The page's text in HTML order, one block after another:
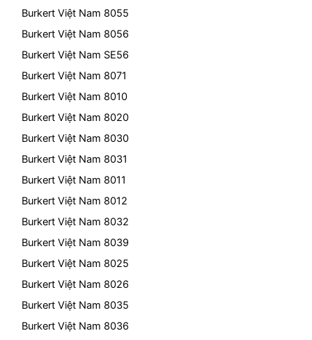
Burkert Việt Nam 8055
Burkert Việt Nam 8056
Burkert Việt Nam SE56
Burkert Việt Nam 8071
Burkert Việt Nam 8010
Burkert Việt Nam 8020
Burkert Việt Nam 8030
Burkert Việt Nam 8031
Burkert Việt Nam 8011
Burkert Việt Nam 8012
Burkert Việt Nam 8032
Burkert Việt Nam 8039
Burkert Việt Nam 8025
Burkert Việt Nam 8026
Burkert Việt Nam 8035
Burkert Việt Nam 8036